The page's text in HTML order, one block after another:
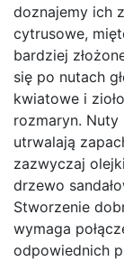
doznajemy ich
cytrusowe,
bardziej
się po nutach
kwiatowe i
rozmaryn. Nuty
utrwalają
zazwyczaj
drzewo
Stworzenie
wymaga
odpowiednich